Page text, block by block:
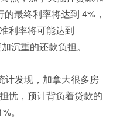
最终利率将达到 4%，
利率将可能达到
沉重的还款负担。
计发现，加拿大很多房
忧，预计背负着贷款的
。